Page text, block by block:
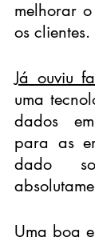
melhorar
os clientes.
Já ouviu
uma
dados
para as
dado
Uma boa